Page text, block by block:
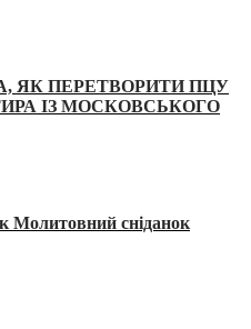
ЯК ПЕРЕТВОРИТИ ПЦУ
ІЗ МОСКОВСЬКОГО
Молитовний сніданок